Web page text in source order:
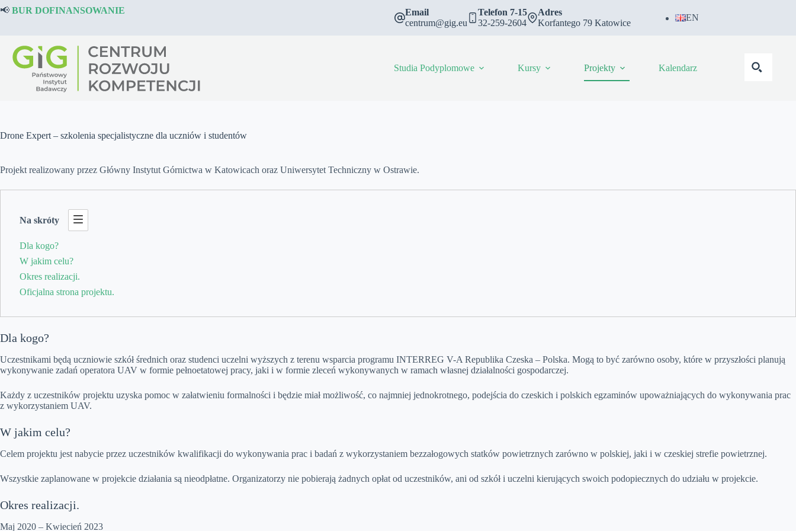
Przejdź
do
📢 BUR DOFINANSOWANIE
Email
centrum@gig.eu
Telefon 7-15
32-259-2604
Adres
Korfantego 79 Katowice
EN
Studia Podyplomowe Kursy Projekty Kalendarz
Drone Expert – szkolenia specjalistyczne dla uczniów i studentów
Projekt realizowany przez Główny Instytut Górnictwa w Katowicach oraz Uniwersytet Techniczny w Ostrawie.
Na skróty
Dla kogo?
W jakim celu?
Okres realizacji.
Oficjalna strona projektu.
Dla kogo?
Uczestnikami będą uczniowie szkół średnich oraz studenci uczelni wyższych z terenu wsparcia programu INTERREG V-A Republika Czeska – Polska. Mogą to być zarówno osoby, które w przyszłości planują
wykonywanie zadań operatora UAV w formie pełnoetatowej pracy, jaki i w formie zleceń wykonywanych w ramach własnej działalności gospodarczej.
Każdy z uczestników projektu uzyska pomoc w załatwieniu formalności i będzie miał możliwość, co najmniej jednokrotnego, podejścia do czeskich i polskich egzaminów upoważniających do wykonywania prac
z wykorzystaniem UAV.
W jakim celu?
Celem projektu jest nabycie przez uczestników kwalifikacji do wykonywania prac i badań z wykorzystaniem bezzałogowych statków powietrznych zarówno w polskiej, jaki i w czeskiej strefie powietrznej.
Wszystkie zaplanowane w projekcie działania są nieodpłatne. Organizatorzy nie pobierają żadnych opłat od uczestników, ani od szkół i uczelni kierujących swoich podopiecznych do udziału w projekcie.
Okres realizacji.
Maj 2020 – Kwiecień 2023